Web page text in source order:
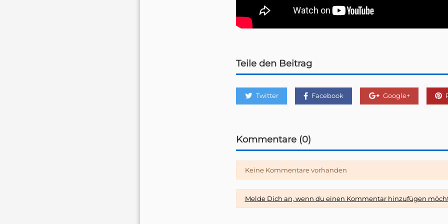
Teile den Beitrag
Twitter Facebook Google+
Kommentare (0)
Keine Kommentare vorhanden
Melde Dich an, wenn du einen Kommentar hinzufügen